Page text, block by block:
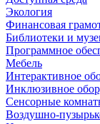
Экология
Финансовая
Библиотеки и
Программное
Мебель
Интерактивное
Инклюзивное
Cенсорные
Воздушно-